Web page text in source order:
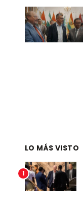
LO MÁS VISTO
1